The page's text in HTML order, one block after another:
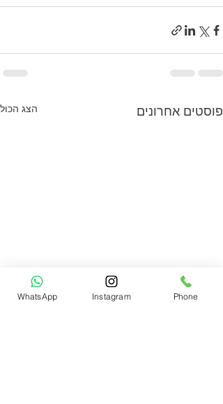
פוסטים אחרונים הצג הכול
WhatsApp Instagram Phone